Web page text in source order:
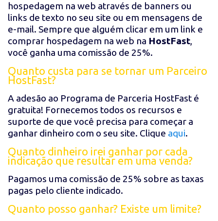
hospedagem na web através de banners ou
links de texto no seu site ou em mensagens de
e-mail. Sempre que alguém clicar em um link e
comprar hospedagem na web na HostFast,
você ganha uma comissão de 25%.
Quanto custa para se tornar um Parceiro
HostFast?
A adesão ao Programa de Parceria HostFast é
gratuita! Fornecemos todos os recursos e
suporte de que você precisa para começar a
ganhar dinheiro com o seu site. Clique aqui.
Quanto dinheiro irei ganhar por cada
indicação que resultar em uma venda?
Pagamos uma comissão de 25% sobre as taxas
pagas pelo cliente indicado.
Quanto posso ganhar? Existe um limite?